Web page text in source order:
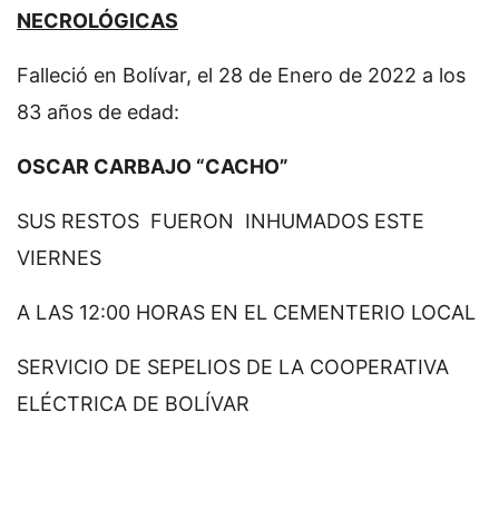
NECROLÓGICAS
Falleció en Bolívar, el 28 de Enero de 2022 a los
83 años de edad:
OSCAR CARBAJO “CACHO”
SUS RESTOS FUERON INHUMADOS ESTE
VIERNES
A LAS 12:00 HORAS EN EL CEMENTERIO LOCAL
SERVICIO DE SEPELIOS DE LA COOPERATIVA
ELÉCTRICA DE BOLÍVAR